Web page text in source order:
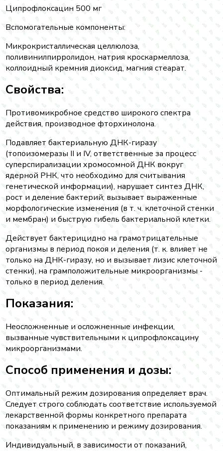
Ципрофлоксацин 500 мг
Вспомогательные компоненты:
Микрокристаллическая целлюлоза,
поливинилпирролидон, натрия кроскармеллоза,
коллоидный кремния диоксид, магния стеарат.
Свойства:
Противомикробное средство широкого спектра
действия, производное фторхинолона.
Подавляет бактериальную ДНК-гиразу
(топоизомеразы II и IV, ответственные за процесс
суперспирализации хромосомной ДНК вокруг
ядерной РНК, что необходимо для считывания
генетической информации), нарушает синтез ДНК,
рост и деление бактерий; вызывает выраженные
морфологические изменения (в т. ч. клеточной стенки
и мембран) и быструю гибель бактериальной клетки.
Действует бактерицидно на грамотрицательные
организмы в период покоя и деления (т. к. влияет не
только на ДНК-гиразу, но и вызывает лизис клеточной
стенки), на грамположительные микроорганизмы -
только в период деления.
Показания:
Неосложненные и осложненные инфекции,
вызванные чувствительными к ципрофлоксацину
микроорганизмами.
Способ применения и дозы:
Оптимальный режим дозирования определяет врач.
Следует строго соблюдать соответствие используемой
лекарственной формы конкретного препарата
показаниям к применению и режиму дозирования.
Индивидуальный, в зависимости от показаний,